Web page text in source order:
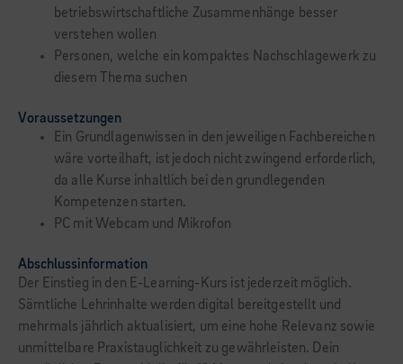
betriebswirtschaftliche Zusammenhänge besser
verstehen wollen
Personen, welche ein kompaktes Nachschlagewerk zu
diesem Thema suchen
Voraussetzungen
Ein Grundlagenwissen in den jeweiligen Fachbereichen
wäre vorteilhaft, ist jedoch nicht zwingend erforderlich,
da alle Kurse inhaltlich bei den grundlegenden
Kompetenzen starten.
PC mit Webcam und Mikrofon
Abschlussinformation
Der Einstieg in den E-Learning-Kurs ist jederzeit möglich.
Sämtliche Lehrinhalte werden digital bereitgestellt und
mehrmals jährlich aktualisiert, um eine hohe Relevanz sowie
unmittelbare Praxistauglichkeit zu gewährleisten. Dein